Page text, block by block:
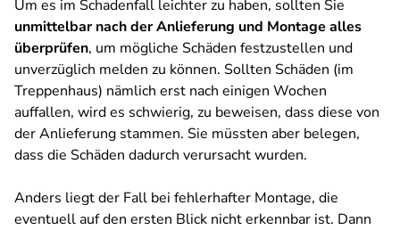
Um es im Schadenfall leichter zu haben, sollten Sie
unmittelbar nach der Anlieferung und Montage alles
überprüfen, um mögliche Schäden festzustellen und
unverzüglich melden zu können. Sollten Schäden (im
Treppenhaus) nämlich erst nach einigen Wochen
auffallen, wird es schwierig, zu beweisen, dass diese von
der Anlieferung stammen. Sie müssten aber belegen,
dass die Schäden dadurch verursacht wurden.
Anders liegt der Fall bei fehlerhafter Montage, die
eventuell auf den ersten Blick nicht erkennbar ist. Dann